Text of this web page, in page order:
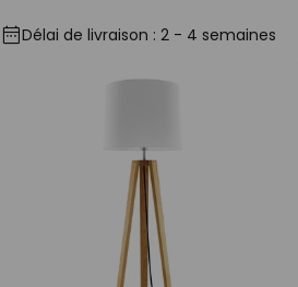
Délai de livraison : 2 - 4 semaines